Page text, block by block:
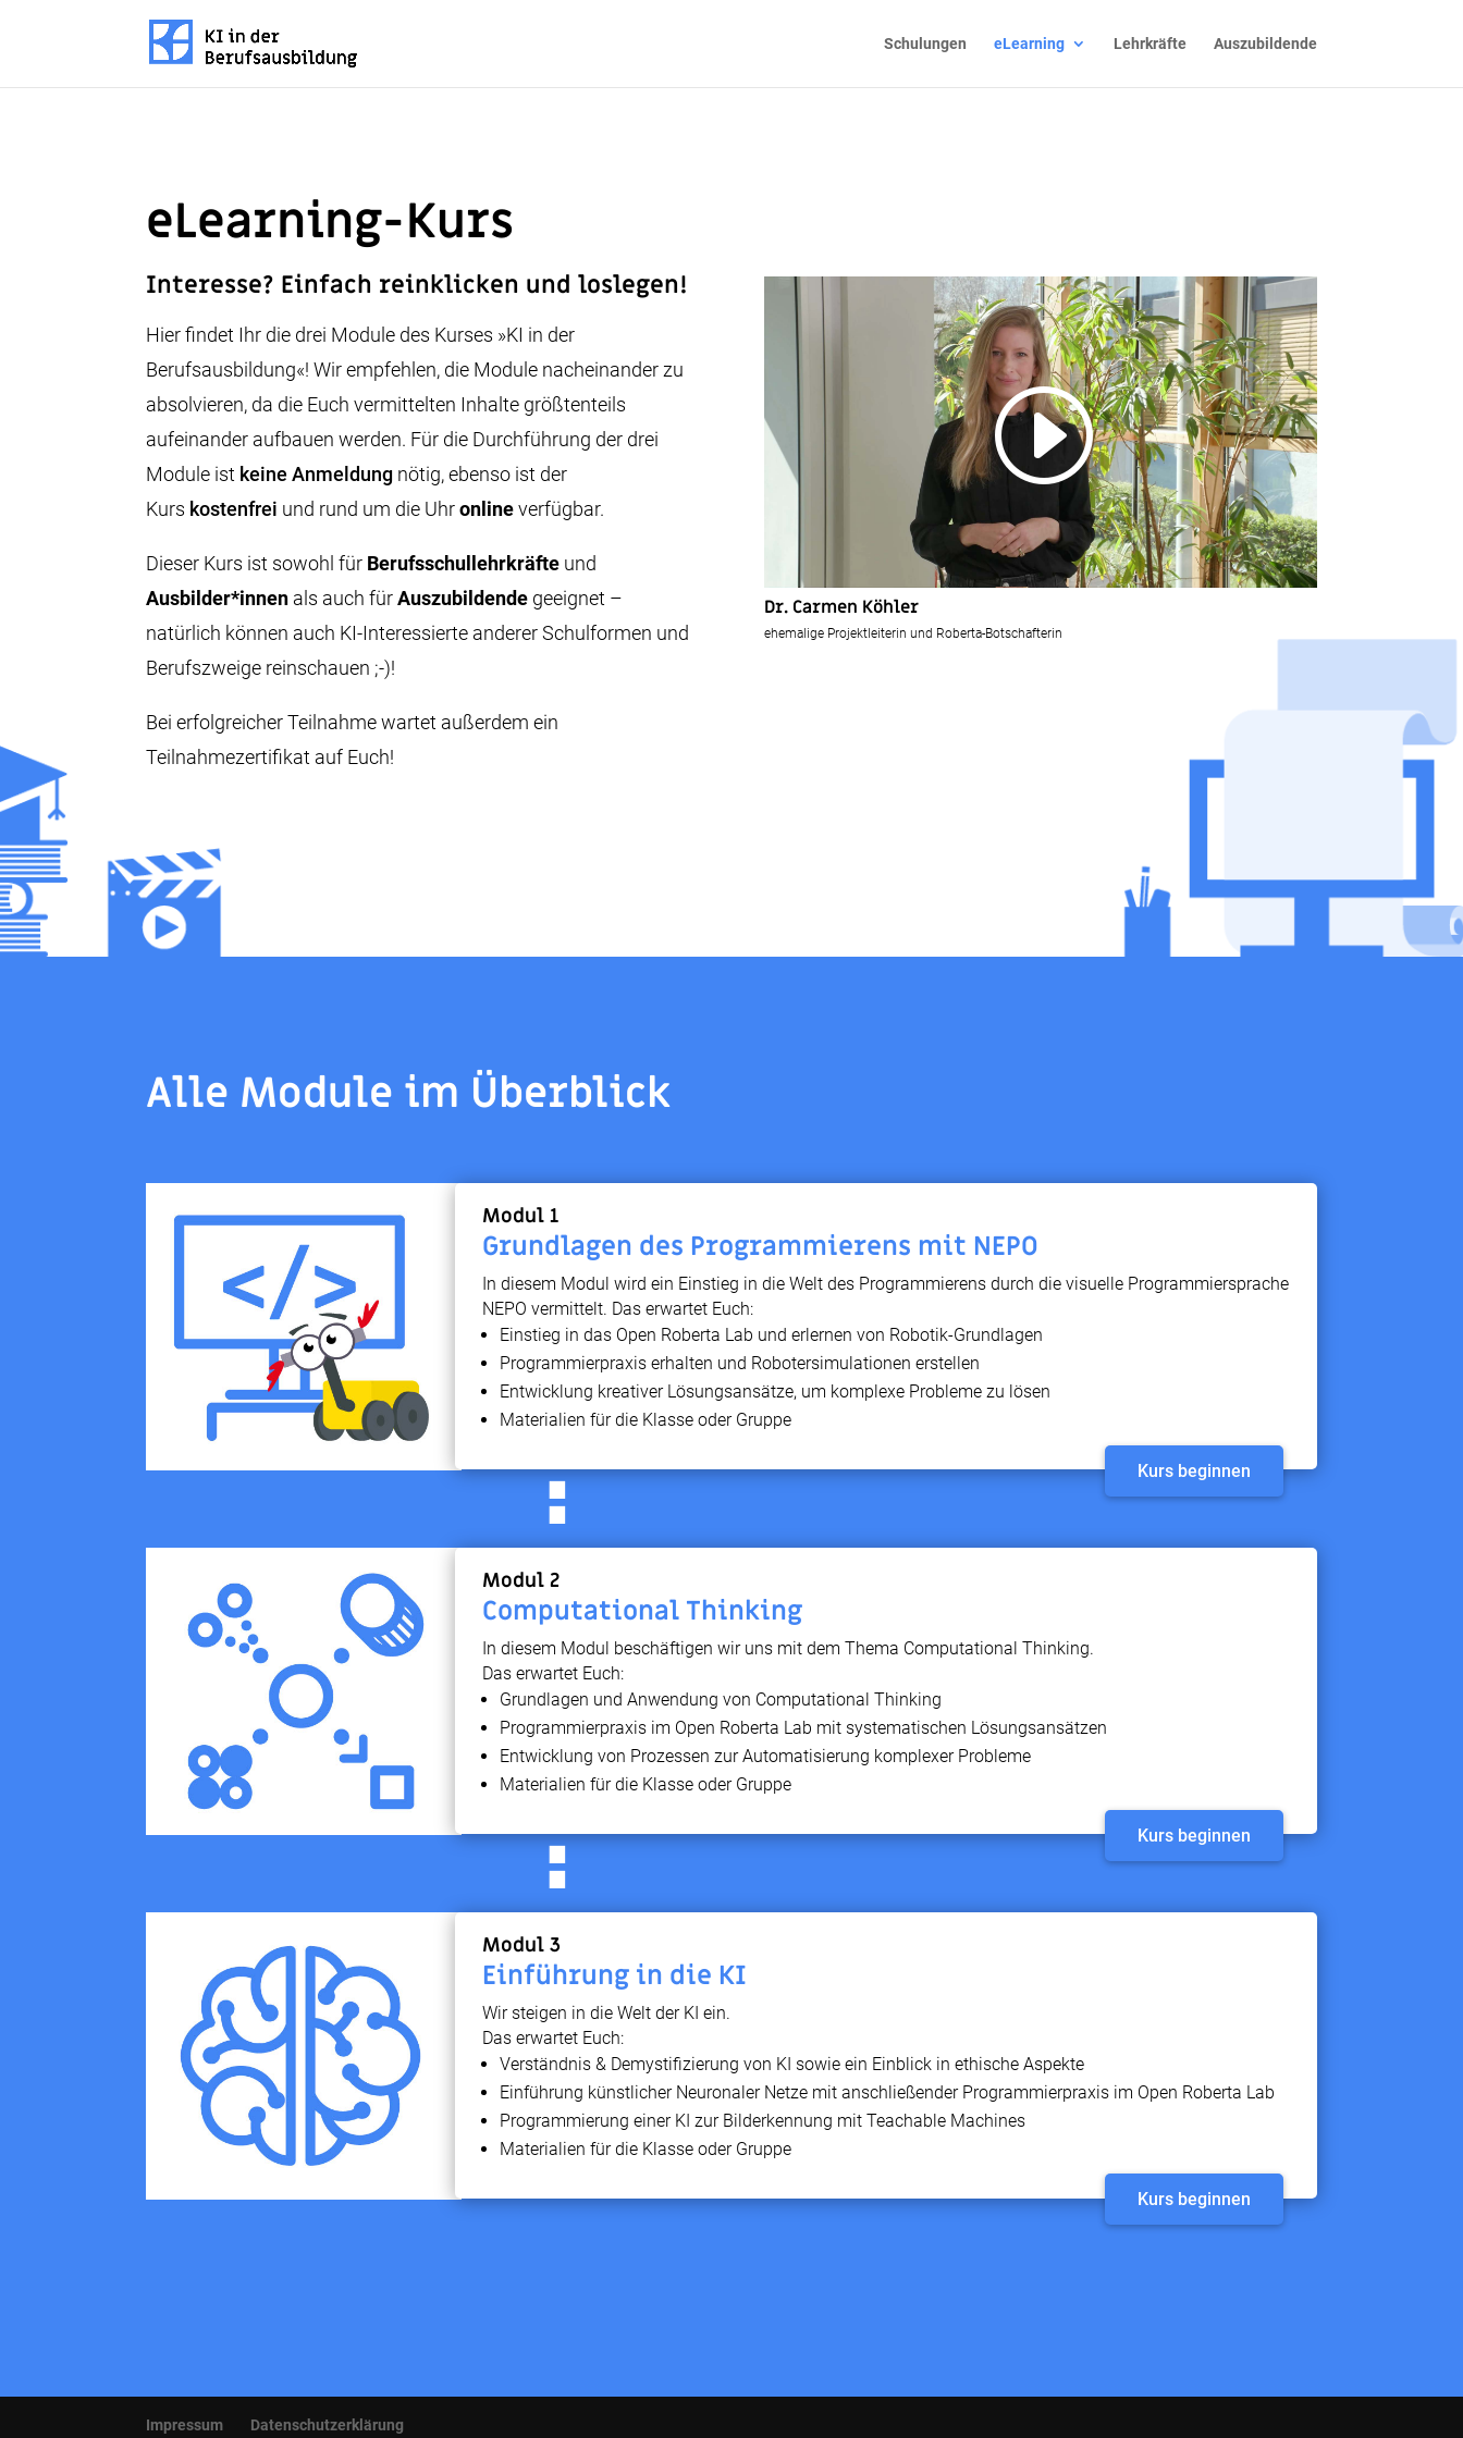
Schulungen eLearning Lehrkräfte Auszubildende
eLearning-Kurs
Interesse? Einfach reinklicken und loslegen!
Hier findet Ihr die drei Module des Kurses »KI in der
Berufsausbildung«! Wir empfehlen, die Module nacheinander zu
absolvieren, da die Euch vermittelten Inhalte größtenteils
aufeinander aufbauen werden. Für die Durchführung der drei
Module ist keine Anmeldung nötig, ebenso ist der
Kurs kostenfrei und rund um die Uhronlineverfügbar.
Dieser Kurs ist sowohl für Berufsschullehrkräfte und
Ausbilder*innen als auch fürAuszubildende geeignet –
natürlich können auch KI-Interessierte anderer Schulformen und
Berufszweige reinschauen ;-)!
Bei erfolgreicher Teilnahme wartet außerdem ein
Teilnahmezertifikat auf Euch!
Dr. Carmen Köhler
ehemalige Projektleiterin und Roberta-Botschafterin
Alle Module im Überblick
Modul 1
Grundlagen des Programmierens mit NEPO
In diesem Modul wird ein Einstieg in die Welt des Programmierens durch die visuelle Programmiersprache
NEPO vermittelt. Das erwartet Euch:
Einstieg in das Open Roberta Lab und erlernen von Robotik-Grundlagen
Programmierpraxis erhalten und Robotersimulationen erstellen
Entwicklung kreativer Lösungsansätze, um komplexe Probleme zu lösen
Materialien für die Klasse oder Gruppe
⋅
⋅ Kurs beginnen
Modul 2
Computational Thinking
In diesem Modul beschäftigen wir uns mit dem Thema Computational Thinking.
Das erwartet Euch:
Grundlagen und Anwendung von Computational Thinking
Programmierpraxis im Open Roberta Lab mit systematischen Lösungsansätzen
Entwicklung von Prozessen zur Automatisierung komplexer Probleme
Materialien für die Klasse oder Gruppe
⋅
⋅ Kurs beginnen
Modul 3
Einführung in die KI
Wir steigen in die Welt der KI ein.
Das erwartet Euch:
Verständnis & Demystifizierung von KI sowie ein Einblick in ethische Aspekte
Einführung künstlicher Neuronaler Netze mit anschließender Programmierpraxis im Open Roberta Lab
Programmierung einer KI zur Bilderkennung mit Teachable Machines
Materialien für die Klasse oder Gruppe
Kurs beginnen
Impressum Datenschutzerklärung